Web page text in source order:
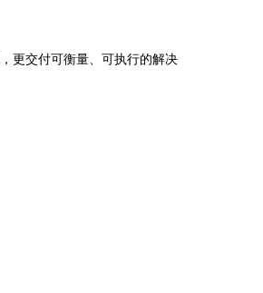
更交付可衡量、可执行的解决